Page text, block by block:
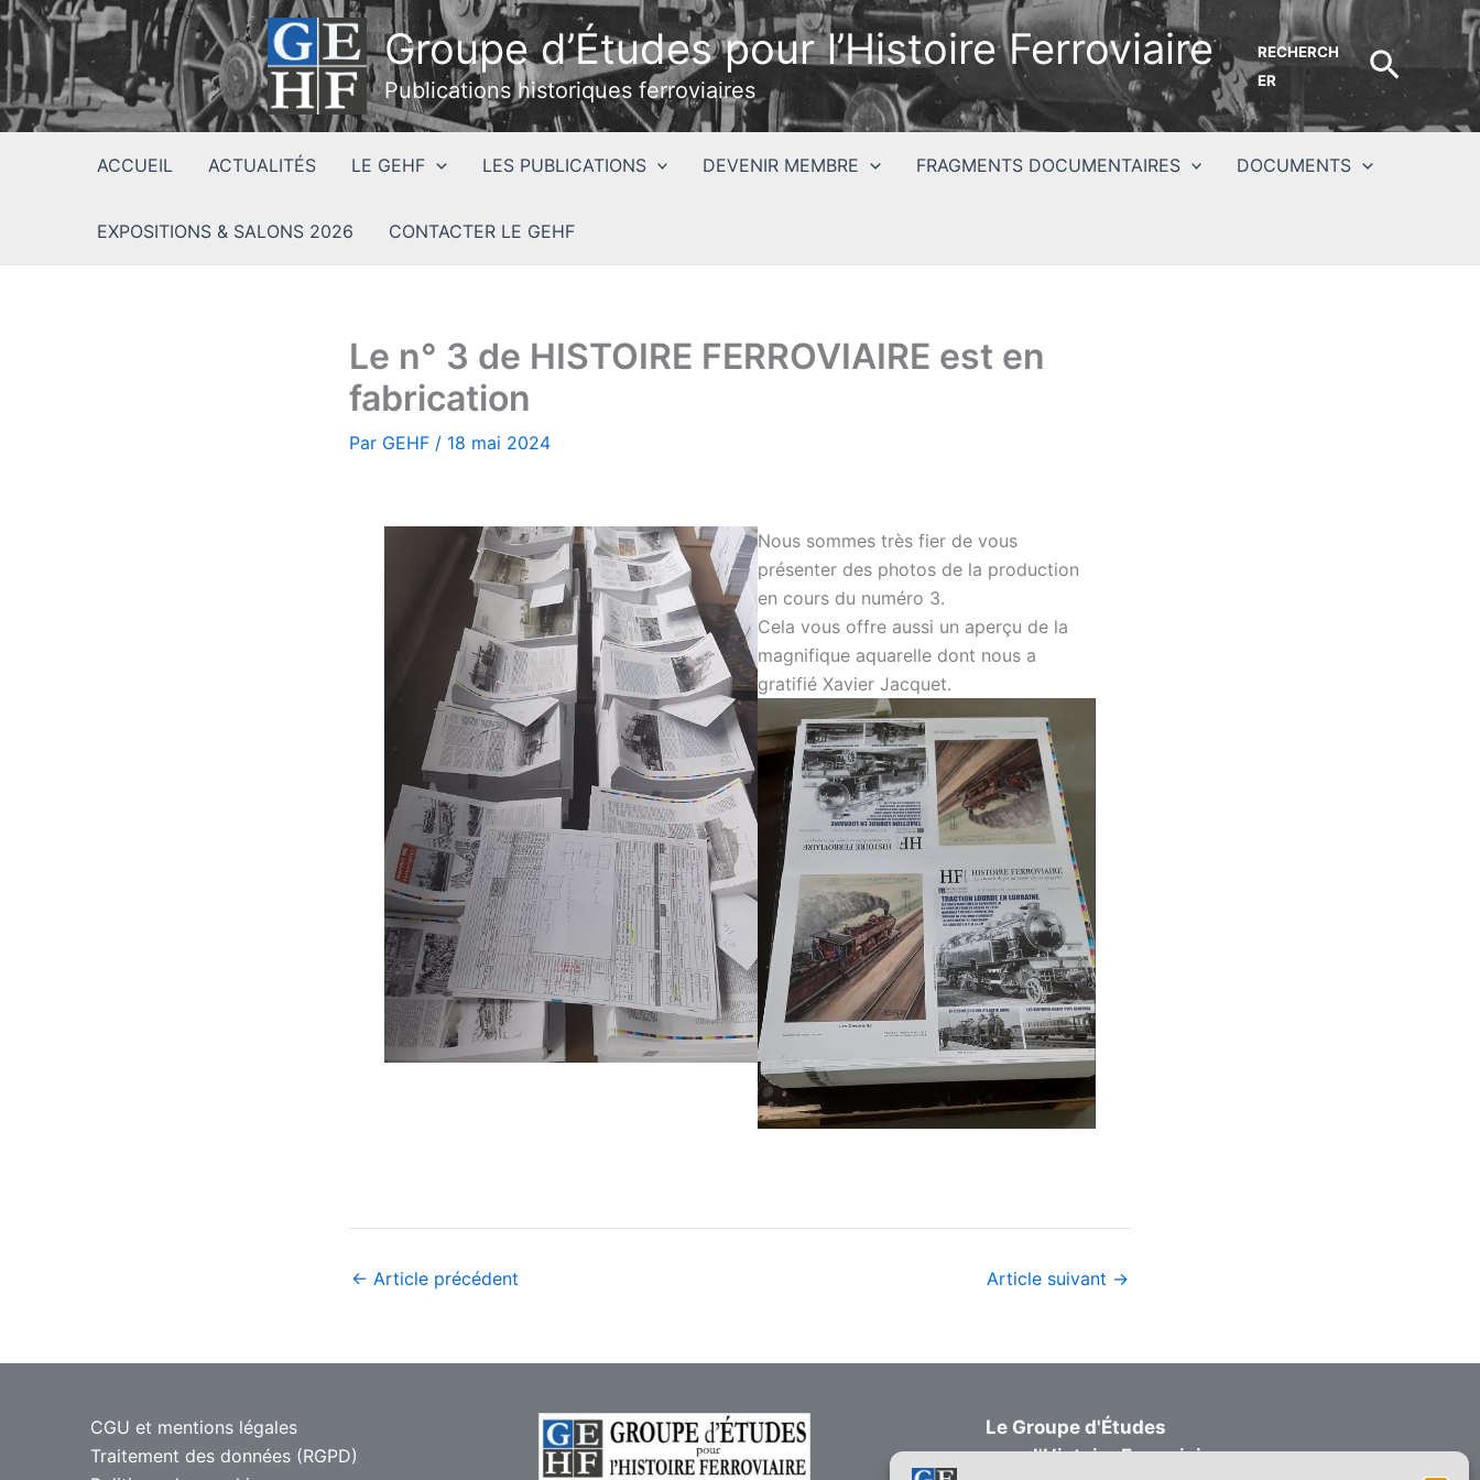
Aller
contenu
Groupe d’Études pour l’Histoire Ferroviaire
Publications historiques ferroviaires
RECHERCH
ER
ACCUEIL ACTUALITÉS LE GEHF LES PUBLICATIONS DEVENIR MEMBRE FRAGMENTS DOCUMENTAIRES DOCUMENTS
EXPOSITIONS & SALONS 2026 CONTACTER LE GEHF
Le n° 3 de HISTOIRE FERROVIAIRE est en
fabrication
Par GEHF / 18 mai 2024
Nous sommes très fier de vous
présenter des photos de la production
en cours du numéro 3.
Cela vous offre aussi un aperçu de la
magnifique aquarelle dont nous a
gratifié Xavier Jacquet.
← Article précédent Article suivant →
CGU et mentions légales
Traitement des données (RGPD)
Le Groupe d'Études
pour l'Histoire Ferroviaire